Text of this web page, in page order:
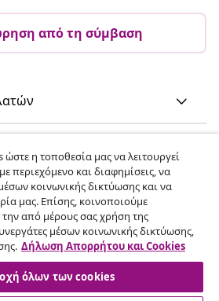
από τη σύμβαση
η τοποθεσία μας να λειτουργεί
περιεχόμενο και διαφημίσεις, να
κοινωνικής δικτύωσης και να
μας. Επίσης, κοινοποιούμε
από μέρους σας χρήση της
μέσων κοινωνικής δικτύωσης,
Δήλωση Απορρήτου και Cookies
όλων των cookies